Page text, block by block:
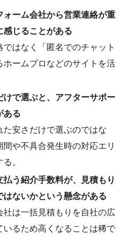
ォーム会社から営業連絡が重
感じることがある
はなく「匿名でのチャット
ホームプロなどのサイトを活
けで選ぶと、アフターサポー
ある
安さだけで選ぶのではな
間や不具合発生時の対応エリ
。
払う紹介手数料が、見積もり
はないかという懸念がある
は一括見積もりを自社の広
いるため高くなることは稀で